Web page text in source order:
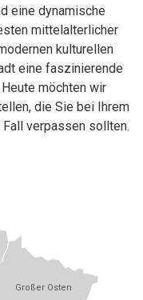
eine dynamische
mittelalterlicher
kulturellen
eine faszinierende
möchten wir
die Sie bei Ihrem
verpassen sollten.
Großer Osten